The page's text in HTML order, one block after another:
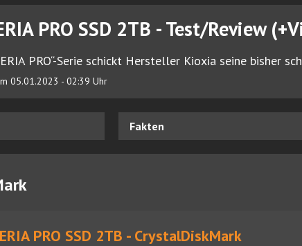
PRO SSD 2TB - Test/Review
PRO“-Serie schickt Hersteller Kioxia seine bisher
05.01.2023 - 02:39 Uhr
Fakten
PRO SSD 2TB - CrystalDiskMark